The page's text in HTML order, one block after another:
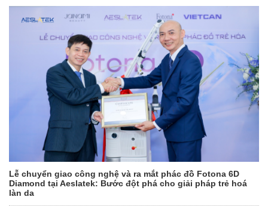
Lễ chuyển giao công nghệ và ra mắt phác đồ Fotona 6D
Diamond tại Aeslatek: Bước đột phá cho giải pháp trẻ hoá
làn da